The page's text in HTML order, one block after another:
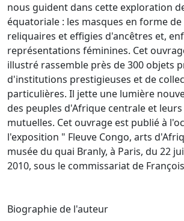
nous guident dans cette exploration
équatoriale : les masques en forme de
reliquaires et effigies d'ancêtres et,
représentations féminines. Cet
illustré rassemble près de 300 objets
d'institutions prestigieuses et de
particulières. Il jette une lumière
des peuples d'Afrique centrale et
mutuelles. Cet ouvrage est publié à
l'exposition " Fleuve Congo, arts
musée du quai Branly, à Paris, du 22
2010, sous le commissariat de
Biographie de l'auteur